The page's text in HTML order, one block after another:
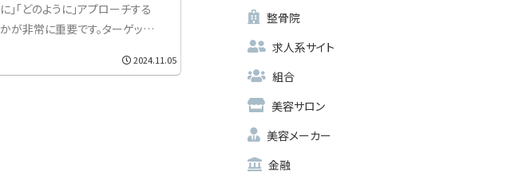
に」「どのように」アプローチする
かが非常に重要です。ターゲット
告予算の削減だけでなく、施術内
2024.11.05
整骨院
求人系サイト
組合
美容サロン
美容メーカー
金融